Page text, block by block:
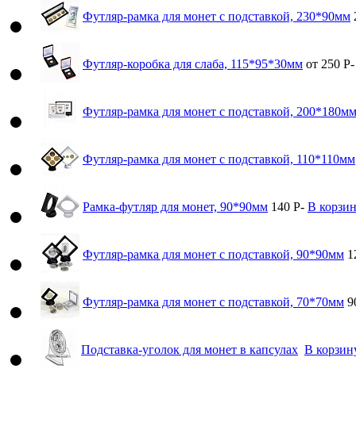
Футляр-рамка для монет с подставкой, 230*90мм
Футляр-коробка для слаба, 115*95*30мм от 250 Р-
Футляр-рамка для монет с подставкой, 200*180мм
Футляр-рамка для монет с подставкой, 110*110мм
Рамка-футляр для монет, 90*90мм 140 Р- В
Футляр-рамка для монет с подставкой, 90*90мм
Футляр-рамка для монет с подставкой, 70*70мм
Подставка-уголок для монет в капсулах В